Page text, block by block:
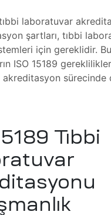
laboratuvar
şartları, tıbbi
için gereklidir.
ISO 15189
sürecinde
Tıbbi